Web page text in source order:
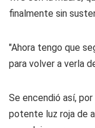
finalmente sin
"Ahora tengo que
para volver a verla
Se encendió así,
potente luz roja de